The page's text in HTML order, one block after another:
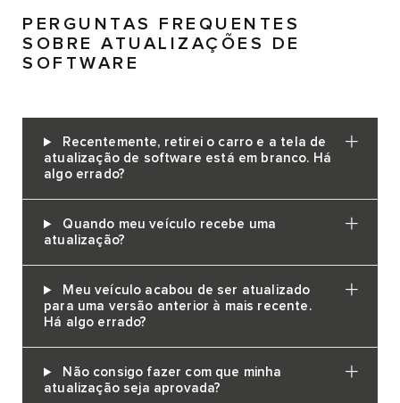
PERGUNTAS FREQUENTES
SOBRE ATUALIZAÇÕES DE
SOFTWARE
Recentemente, retirei o carro e a tela de
atualização de software está em branco. Há
algo errado?
Quando meu veículo recebe uma
atualização?
Meu veículo acabou de ser atualizado
para uma versão anterior à mais recente.
Há algo errado?
Não consigo fazer com que minha
atualização seja aprovada?